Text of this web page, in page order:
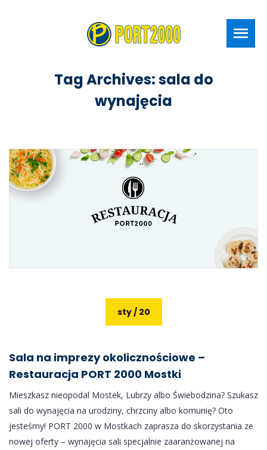
Tag Archives: sala do
wynajęcia
sty / 20
Sala na imprezy okolicznościowe –
Restauracja PORT 2000 Mostki
Mieszkasz nieopodal Mostek, Lubrzy albo Świebodzina? Szukasz
sali do wynajęcia na urodziny, chrzciny albo komunię? Oto
jesteśmy! PORT 2000 w Mostkach zaprasza do skorzystania ze
nowej oferty – wynajęcia sali specjalnie zaaranżowanej na